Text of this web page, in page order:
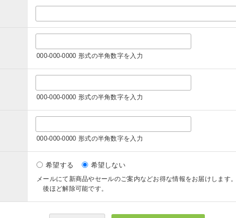
000-000-0000 形式の半角数字を入力
000-000-0000 形式の半角数字を入力
000-000-0000 形式の半角数字を入力
希望する 希望しない
メールにて新商品やセールのご案内などお得な情報をお届けします
後ほど解除可能です。